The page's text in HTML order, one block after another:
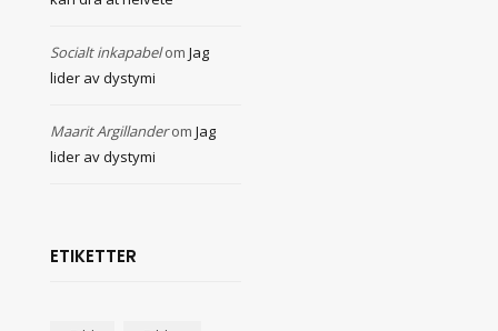
Socialt inkapabelom Jag
lider av dystymi
Maarit Argillanderom Jag
lider av dystymi
ETIKETTER